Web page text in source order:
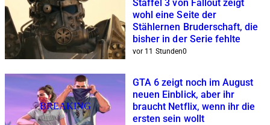
Staffel 3 von Fallout zeigt
wohl eine Seite der
Stählernen Bruderschaft, die
bisher in der Serie fehlte
vor 11 Stunden0
BREAKING
GTA 6 zeigt noch im August
neuen Einblick, aber ihr
braucht Netflix, wenn ihr die
ersten sein wollt